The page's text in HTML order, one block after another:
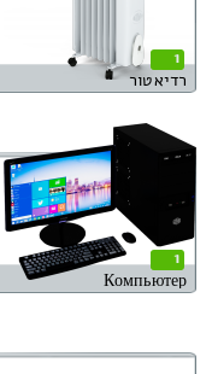
1
רדיאטור
1
Компьютер